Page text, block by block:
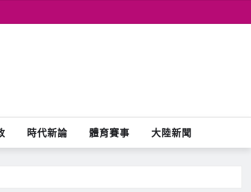
時代新論 體育賽事 大陸新聞